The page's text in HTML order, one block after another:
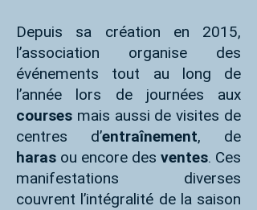
Depuis sa création en 2015,
l’association organise des
événements tout au long de
l’année lors de journées aux
courses mais aussi de visites de
centres d’entraînement, de
haras ou encore des ventes. Ces
manifestations diverses
couvrent l’intégralité de la saison